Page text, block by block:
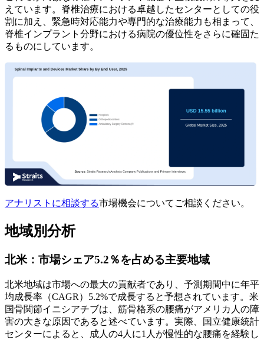
えています。脊椎治療における卓越したセンターとしての役
割に加え、緊急時対応能力や専門的な治療能力も相まって、
脊椎インプラント分野における病院の優位性をさらに確固た
るものにしています。
アナリストに相談する市場機会についてご相談ください。
地域別分析
北米：市場シェア5.2％を占める主要地域
北米地域は市場への最大の貢献者であり、予測期間中に年平
均成長率（CAGR）5.2%で成長すると予想されています。米
国骨関節イニシアチブは、筋骨格系の腰痛がアメリカ人の障
害の大きな原因であると述べています。実際、国立健康統計
センターによると、成人の4人に1人が慢性的な腰痛を経験し